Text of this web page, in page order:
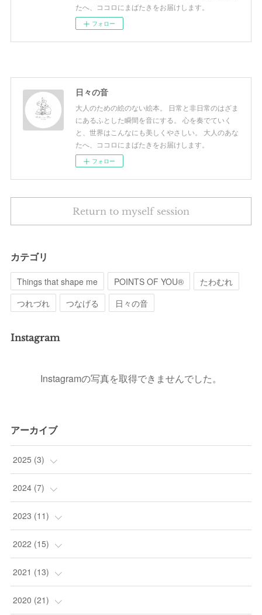
たへ、ココロにまばたきをお届けします。
フォロー
日々の音
大人のための絵のない絵本。 日常と非日常のはざま
にあるふとした瞬間を音にする。 心を奏でていく
と、世界はこんなにも美しくやさしい。 大人のあな
たへ、ココロにまばたきをお届けします。
フォロー
Return to myself session
カテゴリ
Things that shape me POINTS OF YOU®︎
たわむれ
つれづれ
つなげる 日々の音
Instagram
Instagramの写真を取得できませんでした。
アーカイブ
2025 (3)
(1
( 1)
( 1)
2024 (7)
( 1)
( 1)
(1)
(1)
2023 (11)
(1)
(2)
(1)
2022 (15)
(5)
(1)
2021 (13)
(1)
2020 (21)